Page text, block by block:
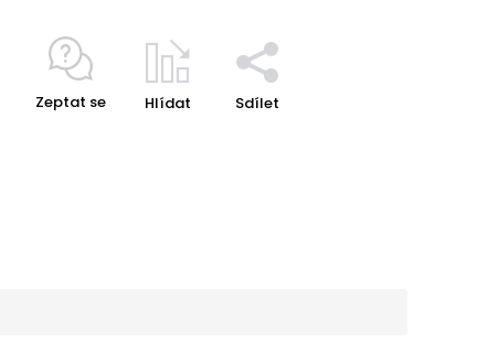
Zeptat se Hlídat Sdílet